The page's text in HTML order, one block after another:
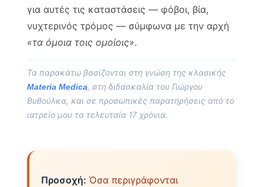
για αυτές τις καταστάσεις — φόβοι, βία,
νυχτερινός τρόμος — σύμφωνα με την αρχή
«τα όμοια τοις ομοίοις».
Τα παρακάτω βασίζονται στη γνώση της κλασικής
Materia Medica, στη διδασκαλία του Γιώργου
Βυθούλκα, και σε προσωπικές παρατηρήσεις από το
ιατρείο μου τα τελευταία 17 χρόνια.
Προσοχή: Όσα περιγράφονται